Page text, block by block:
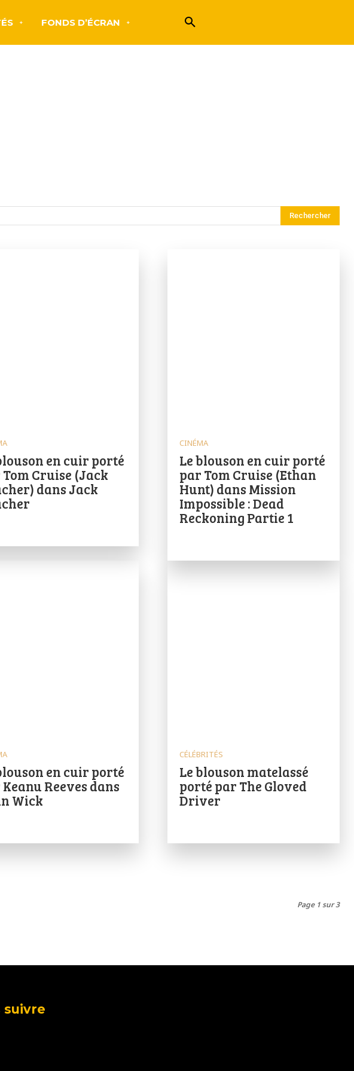
FONDS D’ÉCRAN
Rechercher
en cuir porté
Cruise (Jack
dans Jack
CINÉMA
Le blouson en cuir porté
par Tom Cruise (Ethan
Hunt) dans Mission
Impossible : Dead
Reckoning Partie 1
en cuir porté
Reeves dans
Wick
CÉLÉBRITÉS
Le blouson matelassé
porté par The Gloved
Driver
Page 1 sur 3
suivre